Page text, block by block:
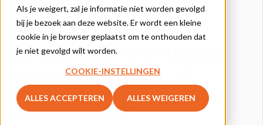
Als je weigert, zal je informatie niet worden gevolgd
bij je bezoek aan deze website. Er wordt een kleine
cookie in je browser geplaatst om te onthouden dat
je niet gevolgd wilt worden.
COOKIE-INSTELLINGEN
ALLES ACCEPTEREN ALLES WEIGEREN
UPDATES PLATFORM FRANS
Hoe behaal je het
leerplandoel 'schriftelijke
interactie' in Frans of
Engels, zonder eindeloos
verbeterwerk?